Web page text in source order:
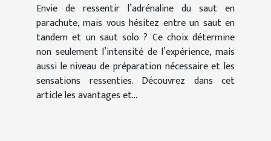
Envie de ressentir l’adrénaline du saut en
parachute, mais vous hésitez entre un saut en
tandem et un saut solo ? Ce choix détermine
non seulement l’intensité de l’expérience, mais
aussi le niveau de préparation nécessaire et les
sensations ressenties. Découvrez dans cet
article les avantages et...